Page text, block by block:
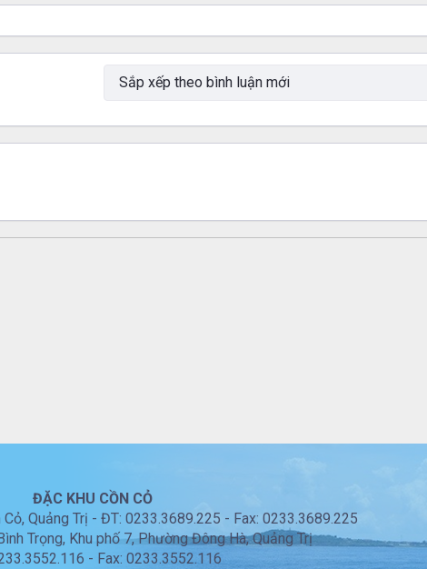
ĐẶC KHU CỒN CỎ
Quảng Trị - ĐT: 0233.3689.225 - Fax: 0233.3689.225
Trọng, Khu phố 7, Phường Đông Hà, Quảng Trị
- Fax: 0233.3552.116